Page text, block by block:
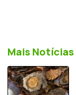
Mais Notícias